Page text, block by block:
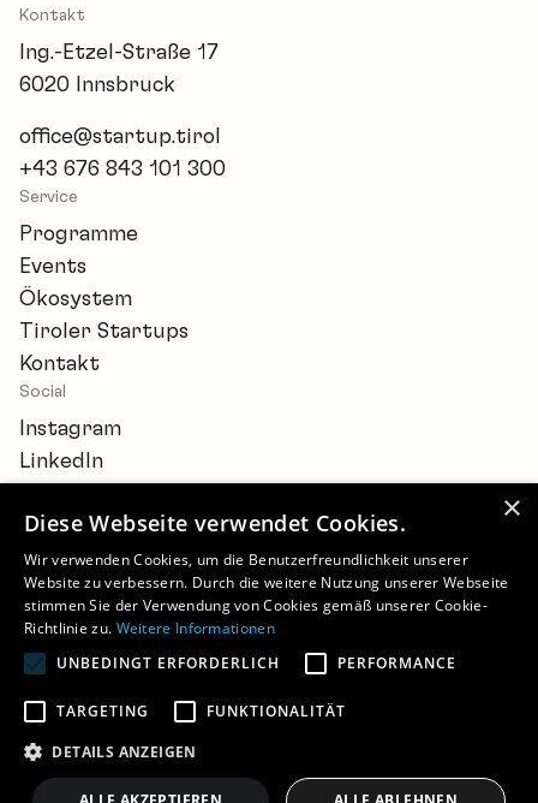
Kontakt
Ing.-Etzel-Straße 17
6020 Innsbruck
office@startup.tirol
+43 676 843 101 300
Service
Programme
Events
Ökosystem
Tiroler Startups
Kontakt
Social
Instagram
LinkedIn
©2026 - STARTUP.TIROL
Newsletter
Barrierefreiheitserklärung
Impressum
×
Diese Webseite verwendet Cookies.
Wir verwenden Cookies, um die Benutzerfreundlichkeit unserer
Website zu verbessern. Durch die weitere Nutzung unserer Webseite
stimmen Sie der Verwendung von Cookies gemäß unserer Cookie-
Richtlinie zu. Weitere Informationen
UNBEDINGT ERFORDERLICH
PERFORMANCE
TARGETING
FUNKTIONALITÄT
DETAILS ANZEIGEN